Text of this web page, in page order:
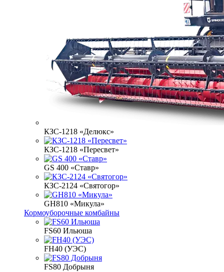
КЗС-1218 «Делюкс»
КЗС-1218 «Пересвет»
GS 400 «Ставр»
КЗС-2124 «Святогор»
GH810 «Микула»
Кормоуборочные комбайны
FS60 Ильюша
FH40 (УЭС)
FS80 Добрыня